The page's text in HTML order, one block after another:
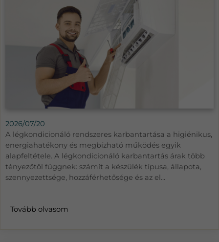
2026/07/20
A légkondicionáló rendszeres karbantartása a higiénikus,
energiahatékony és megbízható működés egyik
alapfeltétele. A légkondicionáló karbantartás árak több
tényezőtől függnek: számít a készülék típusa, állapota,
szennyezettsége, hozzáférhetősége és az el...
Tovább olvasom